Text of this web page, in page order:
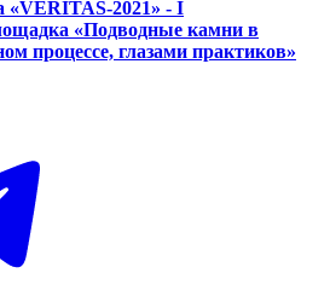
«VERITAS-2021» - I
«Подводные камни в
процессе, глазами практиков»